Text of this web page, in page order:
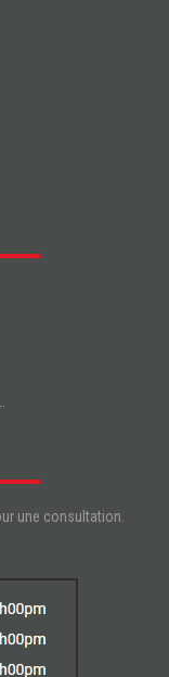
une consultation.